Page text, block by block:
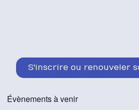
S'inscrire ou renouveler
Évènements à venir